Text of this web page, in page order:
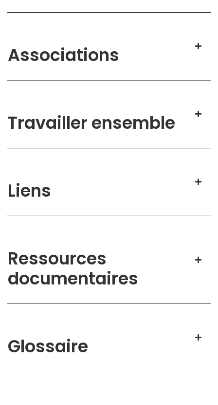
Associations
Travailler ensemble
Liens
Ressources
documentaires
Glossaire